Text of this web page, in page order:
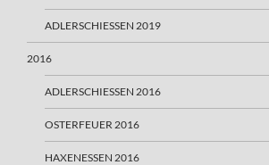
ADLERSCHIESSEN 2019
2016
ADLERSCHIESSEN 2016
OSTERFEUER 2016
HAXENESSEN 2016